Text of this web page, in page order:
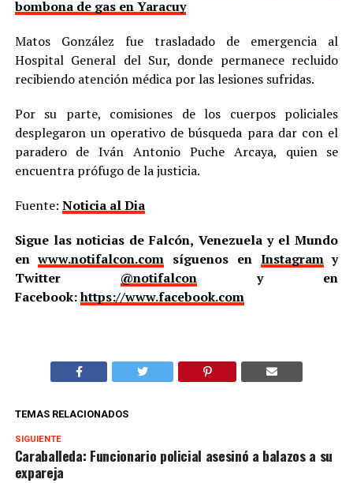
bombona de gas en Yaracuy
Matos González fue trasladado de emergencia al
Hospital General del Sur, donde permanece recluido
recibiendo atención médica por las lesiones sufridas.
Por su parte, comisiones de los cuerpos policiales
desplegaron un operativo de búsqueda para dar con el
paradero de Iván Antonio Puche Arcaya, quien se
encuentra prófugo de la justicia.
Fuente: Noticia al Dia
Sigue las noticias de Falcón, Venezuela y el Mundo
enwww.notifalcon.com síguenos en Instagramy
Twitter @notifalcony en
Facebook:https://www.facebook.com
TEMAS RELACIONADOS
SIGUIENTE
Caraballeda: Funcionario policial asesinó a balazos a su
expareja